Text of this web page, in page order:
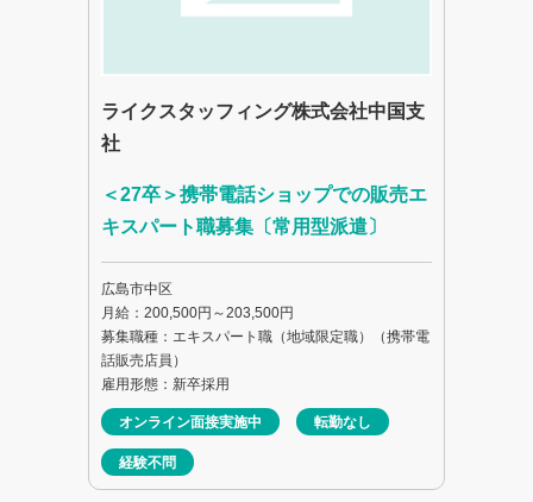
ライクスタッフィング株式会社中国支
社
＜27卒＞携帯電話ショップでの販売エ
キスパート職募集〔常用型派遣〕
広島市中区
月給：200,500円～203,500円
募集職種：エキスパート職（地域限定職）（携帯電
話販売店員）
雇用形態：新卒採用
オンライン面接実施中 転勤なし
経験不問